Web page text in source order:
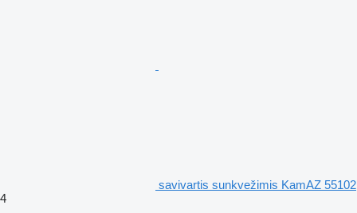
savivartis sunkvežimis KamAZ 55102
4